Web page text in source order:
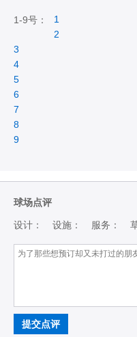
1-9号：
1
2
3
4
5
6
7
8
9
球场点评
设计： 设施： 服务：
提交点评